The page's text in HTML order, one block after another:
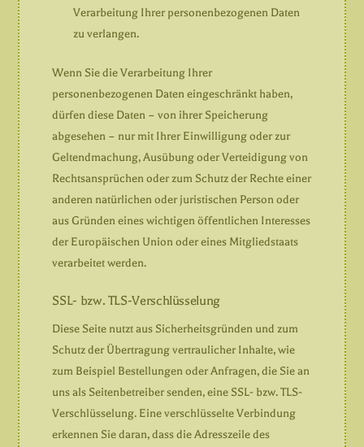
Verarbeitung Ihrer personenbezogenen Daten
zu verlangen.
Wenn Sie die Verarbeitung Ihrer
personenbezogenen Daten eingeschränkt haben,
dürfen diese Daten – von ihrer Speicherung
abgesehen – nur mit Ihrer Einwilligung oder zur
Geltendmachung, Ausübung oder Verteidigung von
Rechtsansprüchen oder zum Schutz der Rechte einer
anderen natürlichen oder juristischen Person oder
aus Gründen eines wichtigen öffentlichen Interesses
der Europäischen Union oder eines Mitgliedstaats
verarbeitet werden.
SSL- bzw. TLS-Verschlüsselung
Diese Seite nutzt aus Sicherheitsgründen und zum
Schutz der Übertragung vertraulicher Inhalte, wie
zum Beispiel Bestellungen oder Anfragen, die Sie an
uns als Seitenbetreiber senden, eine SSL- bzw. TLS-
Verschlüsselung. Eine verschlüsselte Verbindung
erkennen Sie daran, dass die Adresszeile des